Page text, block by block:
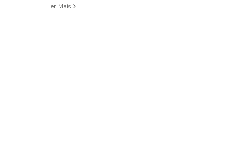
Ler Mais